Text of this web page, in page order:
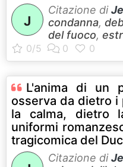
J
Citazione di
condanna,
del fuoco,
L'anima di un
osserva da dietro
la calma, dietro
uniformi
tragicomica del
Citazione di